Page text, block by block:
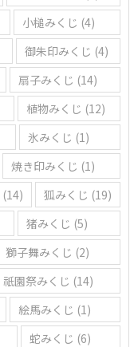
小槌みくじ (4)
御朱印みくじ (4)
扇子みくじ (14)
植物みくじ (12)
氷みくじ (1)
焼き印みくじ (1)
(14) 狐みくじ (19)
猪みくじ (5)
獅子舞みくじ (2)
祇園祭みくじ (14)
絵馬みくじ (1)
蛇みくじ (6)